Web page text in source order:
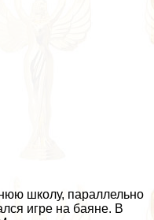
школу, параллельно
игре на баяне. В